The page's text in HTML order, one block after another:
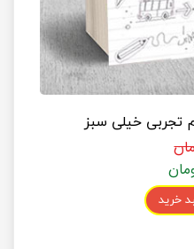
تجربی خیلی سبز
خرید